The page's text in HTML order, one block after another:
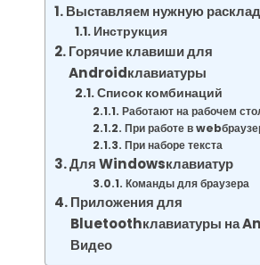
Выставляем нужную
Инструкция
Горячие клавиши для
Androidклавиатуры
Список комбинаций
Работают на рабочем
При работе в
При наборе текста
Для Windowsклавиатур
Команды для браузера
Приложения для
Bluetoothклавиатуры на
Видео